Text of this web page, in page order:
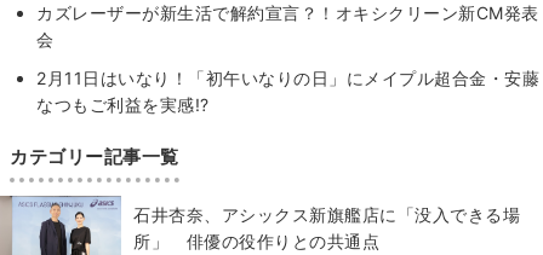
カズレーザーが新生活で解約宣言？！オキシクリーン新CM発表
会
2月11日はいなり！「初午いなりの日」にメイプル超合金・安藤
なつもご利益を実感!?
カテゴリー記事一覧
石井杏奈、アシックス新旗艦店に「没入できる場
所」 俳優の役作りとの共通点